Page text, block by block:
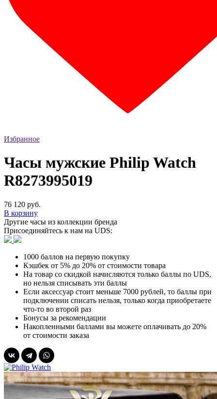
Избранное
Часы мужские Philip Watch
R8273995019
76 120 руб.
В корзину
Другие часы из коллекции бренда
Присоединяйтесь к нам на UDS:
1000 баллов на первую покупку
Кэшбек от 5% до 20% от стоимости товара
На товар со скидкой начисляются только баллы по UDS,
но нельзя списывать эти баллы
Если аксессуар стоит меньше 7000 рублей, то баллы при
подключении списать нельзя, только когда приобретаете
что-то во второй раз
Бонусы за рекомендации
Накопленными баллами вы можете оплачивать до 20%
от стоимости заказа